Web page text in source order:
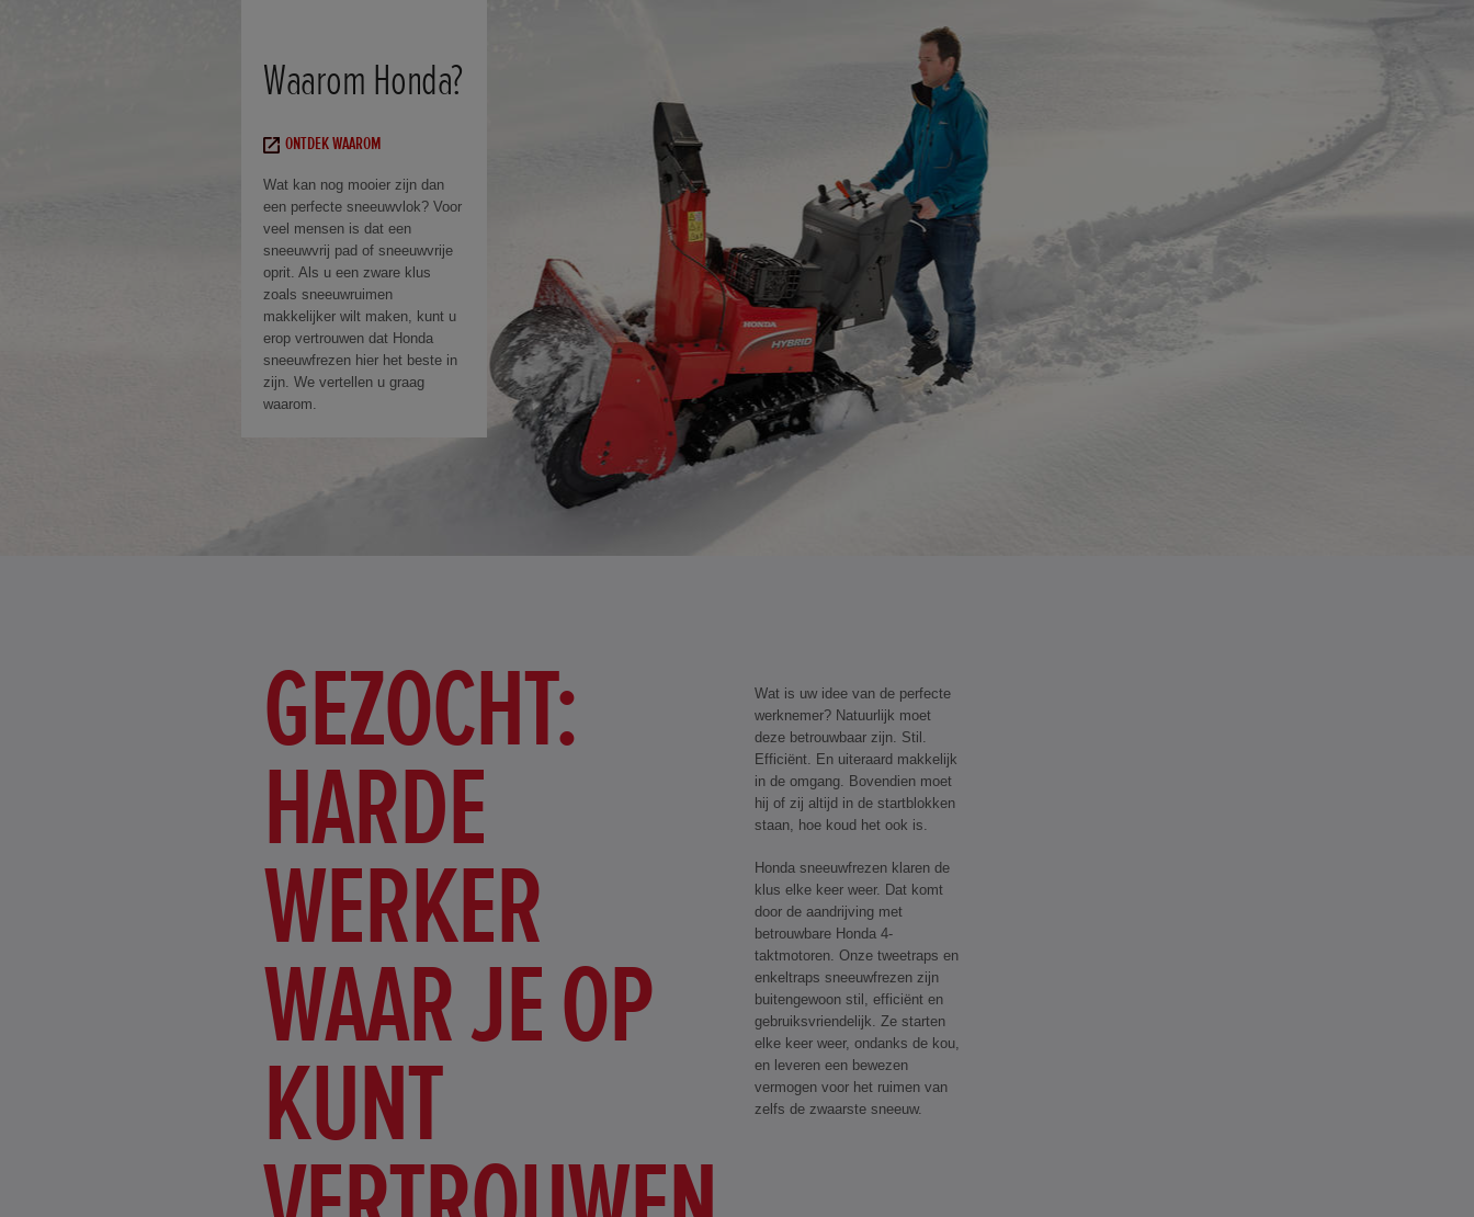
Waarom Honda?
ONTDEK WAAROM
Wat kan nog mooier zijn dan
een perfecte sneeuwvlok? Voor
veel mensen is dat een
sneeuwvrij pad of sneeuwvrije
oprit. Als u een zware klus
zoals sneeuwruimen
makkelijker wilt maken, kunt u
erop vertrouwen dat Honda
sneeuwfrezen hier het beste in
zijn. We vertellen u graag
waarom.
GEZOCHT:
HARDE
WERKER
WAAR JE OP
KUNT
Wat is uw idee van de perfecte
werknemer? Natuurlijk moet
deze betrouwbaar zijn. Stil.
Efficiënt. En uiteraard makkelijk
in de omgang. Bovendien moet
hij of zij altijd in de startblokken
staan, hoe koud het ook is.
Honda sneeuwfrezen klaren de
klus elke keer weer. Dat komt
door de aandrijving met
betrouwbare Honda 4-
taktmotoren. Onze tweetraps en
enkeltraps sneeuwfrezen zijn
buitengewoon stil, efficiënt en
gebruiksvriendelijk. Ze starten
elke keer weer, ondanks de kou,
en leveren een bewezen
vermogen voor het ruimen van
zelfs de zwaarste sneeuw.